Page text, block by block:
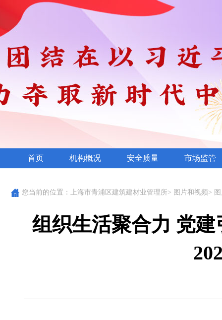
首页 机构概况 安全质量 市场监管
您当前的位置： 上海市青浦区建筑建材业管理所> 图片和视频>
组织生活聚合力 党